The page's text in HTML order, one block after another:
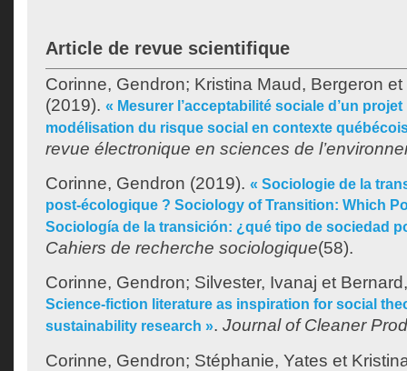
Article de revue scientifique
Corinne, Gendron; Kristina Maud, Bergeron et
(2019). « Mesurer l’acceptabilité sociale d’un
modélisation du risque social en contexte
revue électronique en sciences de
Corinne, Gendron (2019). « Sociologie de la
post-écologique ? Sociology of Transition: Which
Sociología de la transición: ¿qué tipo de sociedad
Cahiers de recherche sociologique(58).
Corinne, Gendron; Silvester, Ivanaj et
Science-fiction literature as inspiration for social
sustainability research ». Journal of Cleaner
Corinne, Gendron; Stéphanie, Yates et